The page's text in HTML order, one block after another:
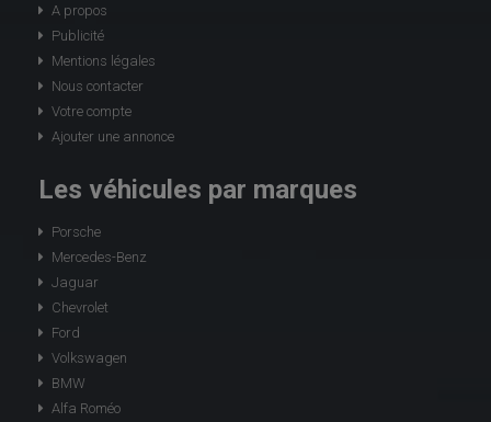
A propos
Publicité
Mentions légales
Nous contacter
Votre compte
Ajouter une annonce
Les véhicules par marques
Porsche
Mercedes-Benz
Jaguar
Chevrolet
Ford
Volkswagen
BMW
Alfa Roméo